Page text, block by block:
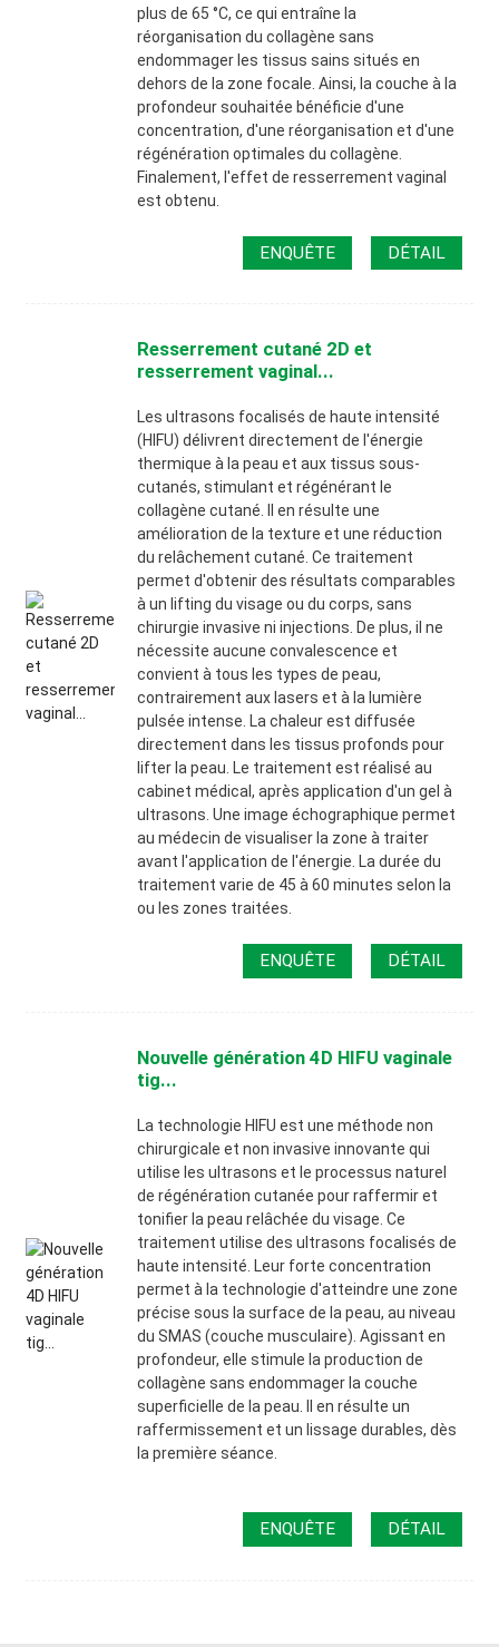
plus de 65 °C, ce qui entraîne la
réorganisation du collagène sans
endommager les tissus sains situés en
dehors de la zone focale. Ainsi, la couche à la
profondeur souhaitée bénéficie d'une
concentration, d'une réorganisation et d'une
régénération optimales du collagène.
Finalement, l'effet de resserrement vaginal
est obtenu.
ENQUÊTE DÉTAIL
Resserrement cutané 2D et
resserrement vaginal...
Les ultrasons focalisés de haute intensité
(HIFU) délivrent directement de l'énergie
thermique à la peau et aux tissus sous-
cutanés, stimulant et régénérant le
collagène cutané. Il en résulte une
amélioration de la texture et une réduction
du relâchement cutané. Ce traitement
permet d'obtenir des résultats comparables
à un lifting du visage ou du corps, sans
chirurgie invasive ni injections. De plus, il ne
nécessite aucune convalescence et
convient à tous les types de peau,
contrairement aux lasers et à la lumière
pulsée intense. La chaleur est diffusée
directement dans les tissus profonds pour
lifter la peau. Le traitement est réalisé au
cabinet médical, après application d'un gel à
ultrasons. Une image échographique permet
au médecin de visualiser la zone à traiter
avant l'application de l'énergie. La durée du
traitement varie de 45 à 60 minutes selon la
ou les zones traitées.
ENQUÊTE DÉTAIL
Nouvelle génération 4D HIFU vaginale
tig...
La technologie HIFU est une méthode non
chirurgicale et non invasive innovante qui
utilise les ultrasons et le processus naturel
de régénération cutanée pour raffermir et
tonifier la peau relâchée du visage. Ce
traitement utilise des ultrasons focalisés de
haute intensité. Leur forte concentration
permet à la technologie d'atteindre une zone
précise sous la surface de la peau, au niveau
du SMAS (couche musculaire). Agissant en
profondeur, elle stimule la production de
collagène sans endommager la couche
superficielle de la peau. Il en résulte un
raffermissement et un lissage durables, dès
la première séance.
ENQUÊTE DÉTAIL